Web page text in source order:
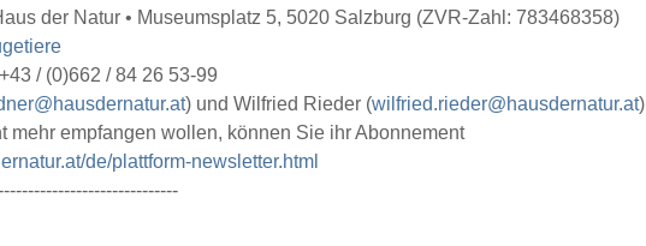
der Natur • Museumsplatz 5, 5020 Salzburg (ZVR-Zahl: 783468358)
/ (0)662 / 84 26 53-99
) und Wilfried Rieder (wilfried.rieder@hausdernatur.at)
mehr empfangen wollen, können Sie ihr Abonnement
de/plattform-newsletter.html